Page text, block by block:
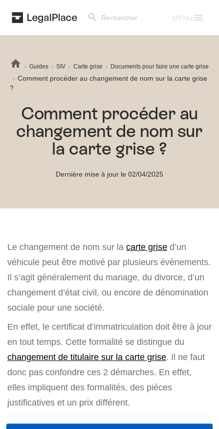
for:
MENU
Guides SIV Carte grise Documents pour faire une carte grise
Comment procéder au changement de nom sur la carte grise
?
Comment procéder au
changement de nom sur
la carte grise ?
Dernière mise à jour le 02/04/2025
Le changement de nom sur la carte grise d’un
véhicule peut être motivé par plusieurs évènements.
Il s’agit généralement du mariage, du divorce, d’un
changement d’état civil, ou encore de dénomination
sociale pour une société.
En effet, le certificat d’immatriculation doit être à jour
en tout temps. Cette formalité se distingue du
changement de titulaire sur la carte grise. Il ne faut
donc pas confondre ces 2 démarches. En effet,
elles impliquent des formalités, des pièces
justificatives et un prix différent.